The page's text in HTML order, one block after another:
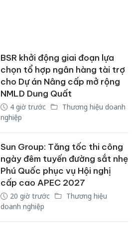
BSR khởi động giai đoạn lựa
chọn tổ hợp ngân hàng tài trợ
cho Dự án Nâng cấp mở rộng
NMLD Dung Quất
4 giờ trước
Thương hiệu doanh
nghiệp
Sun Group: Tăng tốc thi công
ngày đêm tuyến đường sắt nhẹ
Phú Quốc phục vụ Hội nghị
cấp cao APEC 2027
20 giờ trước
Thương hiệu
doanh nghiệp